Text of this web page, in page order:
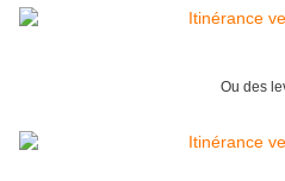
Ou des